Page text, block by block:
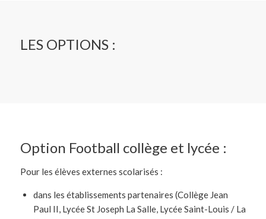
LES OPTIONS :
Option Football collège et lycée :
Pour les élèves externes scolarisés :
dans les établissements partenaires (Collège Jean
Paul II, Lycée St Joseph La Salle, Lycée Saint-Louis / La